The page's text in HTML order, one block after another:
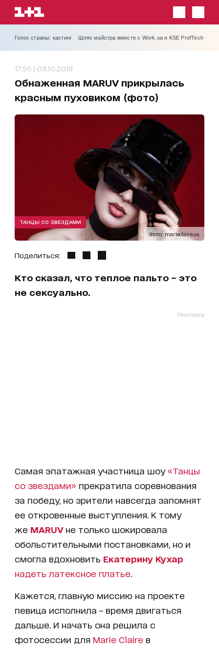
Голос страны: кастинг Шлях майстра вместе с Work.ua и KSE ProfTech
17:55 | 03.10.2019
Обнаженная MARUV прикрылась
красным пуховиком (фото)
Фото: marieclaire.ua
ТАНЦЫ СО ЗВЕЗДАМИ
Поделиться:
Кто сказал, что теплое пальто – это
не сексуально.
Реклама
Самая эпатажная участница шоу «Танцы
со звездами» прекратила соревнования
за победу, но зрители навсегда запомнят
ее откровенные выступления. К тому
же MARUV не только шокировала
обольстительными постановками, но и
смогла вдохновить Екатерину Кухар
надеть латексное платье
Кажется, главную миссию на проекте
певица исполнила – время двигаться
дальше. И начать она решила с
фотосессии для Marie Claire в